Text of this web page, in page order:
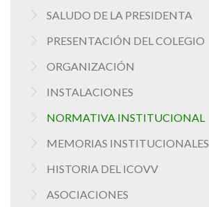
SALUDO DE LA PRESIDENTA
PRESENTACIÓN DEL COLEGIO
ORGANIZACIÓN
INSTALACIONES
NORMATIVA INSTITUCIONAL
MEMORIAS INSTITUCIONALES
HISTORIA DEL ICOVV
ASOCIACIONES